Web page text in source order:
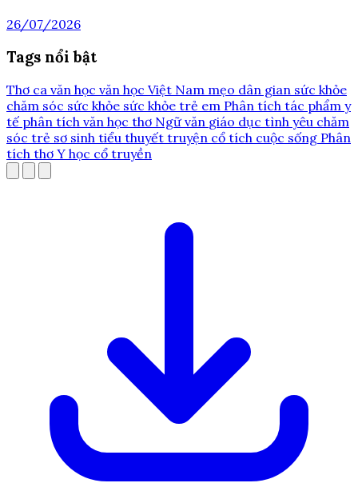
26/07/2026
Tags nổi bật
Thơ ca văn học văn học Việt Nam mẹo dân gian sức khỏe
chăm sóc sức khỏe sức khỏe trẻ em Phân tích tác phẩm y
tế phân tích văn học thơ Ngữ văn giáo dục tình yêu chăm
sóc trẻ sơ sinh tiểu thuyết truyện cổ tích cuộc sống Phân
tích thơ Y học cổ truyền